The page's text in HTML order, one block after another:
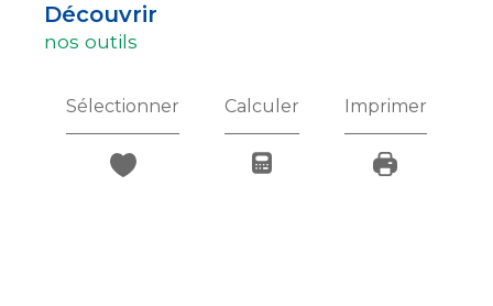
découvrir
nos outils
Sélectionner Calculer Imprimer